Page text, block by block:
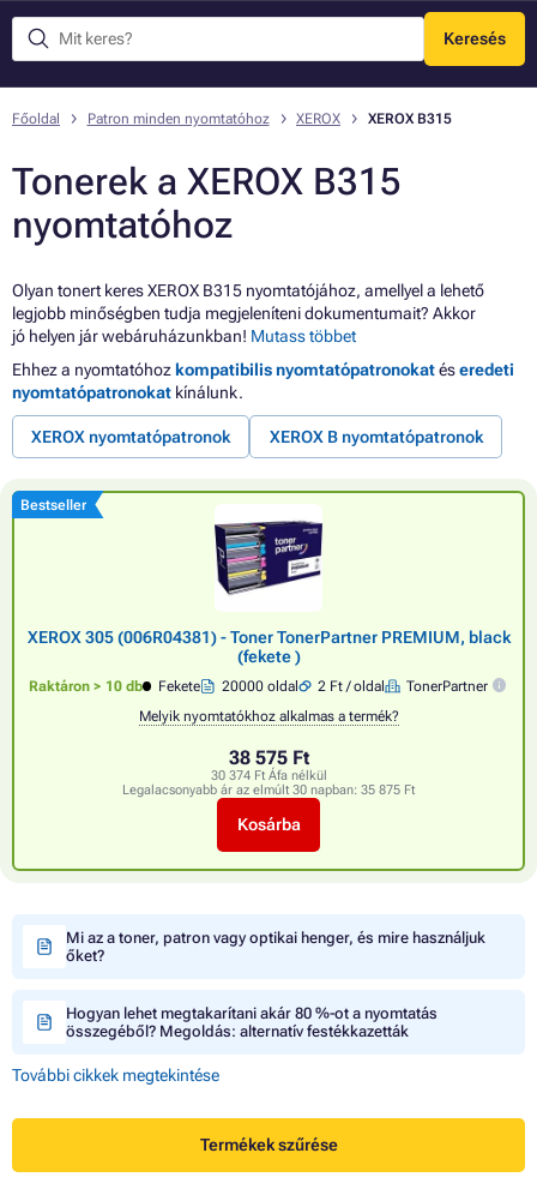
Keresés
Menü
Főoldal Patron minden nyomtatóhoz XEROX XEROX B315
Tonerek a XEROX B315
nyomtatóhoz
Olyan tonert keres XEROX B315 nyomtatójához, amellyel a lehető
legjobb minőségben tudja megjeleníteni dokumentumait? Akkor
jó helyen jár webáruházunkban! Mutass többet
Ehhez a nyomtatóhoz kompatibilis nyomtatópatronokatéseredeti
nyomtatópatronokat kínálunk.
XEROX nyomtatópatronok XEROX B nyomtatópatronok
Bestseller
XEROX 305 (006R04381) - Toner TonerPartner PREMIUM, black
(fekete )
Raktáron > 10 db Fekete 20000 oldal 2 Ft / oldal
TonerPartner
Melyik nyomtatókhoz alkalmas a termék?
38 575 Ft
30 374 Ft Áfa nélkül
Legalacsonyabb ár az elmúlt 30 napban: 35 875 Ft
Kosárba
Mi az a toner, patron vagy optikai henger, és mire használjuk
őket?
Hogyan lehet megtakarítani akár 80 %-ot a nyomtatás
összegéből? Megoldás: alternatív festékkazetták
További cikkek megtekintése
Termékek szűrése